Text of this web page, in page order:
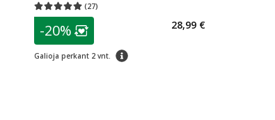
:
(27)
Vidutinis įvertinimas 5.00
patarimas
Lojalumo klubo narių nuolaida
-20%
Galioja perkant 2 vnt. patarimas
28,99 €